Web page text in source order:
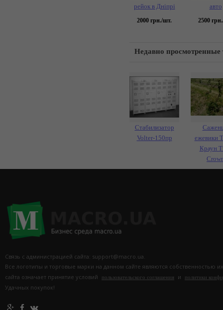
рейок в Дніпрі
2000 грн./шт.
авто
2500
Недавно просмотренные
Стабилизатор
Volter-150пр
ежевики
Краун
Связь с администрацией сайта: support@macro.ua.
Все логотипы и торговые марки на данном сайте являются собственностью
сайта означает принятие условий
пользовательского соглашения и политики
Удачных покупок!